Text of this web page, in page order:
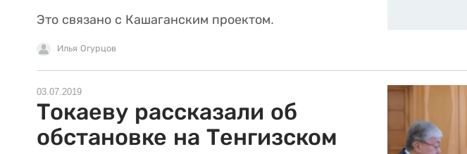
Это связано с Кашаганским проектом.
Илья Огурцов
03.07.2019
Токаеву рассказали об
обстановке на Тенгизском